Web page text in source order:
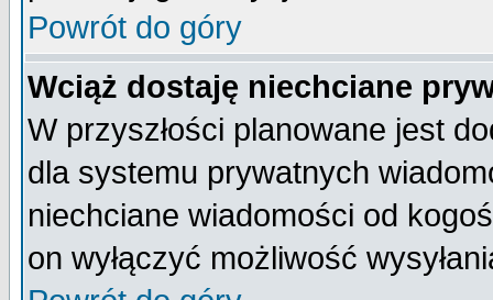
Powrót do góry
Wciąż dostaję niechciane
W przyszłości planowane jest
dla systemu prywatnych
niechciane wiadomości od
on wyłączyć możliwość